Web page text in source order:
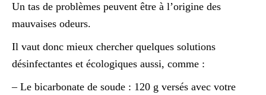
Un tas de problèmes peuvent être à l’origine des
mauvaises odeurs.
Il vaut donc mieux chercher quelques solutions
désinfectantes et écologiques aussi, comme :
– Le bicarbonate de soude : 120 g versés avec votre